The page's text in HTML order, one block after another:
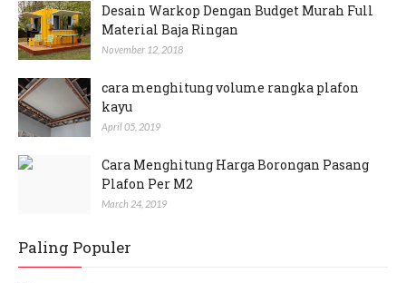
Desain Warkop Dengan Budget Murah Full
Material Baja Ringan
November 12, 2018
cara menghitung volume rangka plafon
kayu
April 05, 2019
Cara Menghitung Harga Borongan Pasang
Plafon Per M2
March 24, 2019
Paling Populer